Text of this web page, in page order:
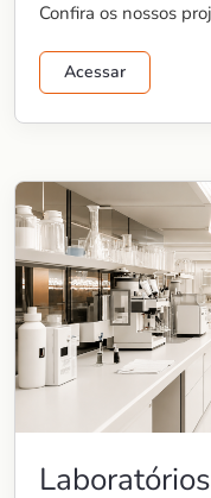
Confira os nossos
Acessar
Laboratórios